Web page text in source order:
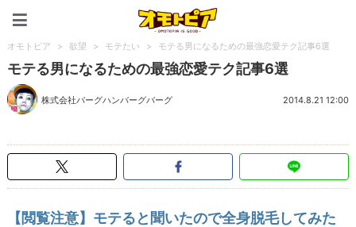
オモトピア > 欲望 > モテたい > モテる男になるための最強恋愛テク記事6選
モテる男になるための最強恋愛テク記事6選
株式会社バーグハンバーグバーグ 2014.8.21 12:00
【閲覧注意】モテると聞いたので全身脱毛してみた